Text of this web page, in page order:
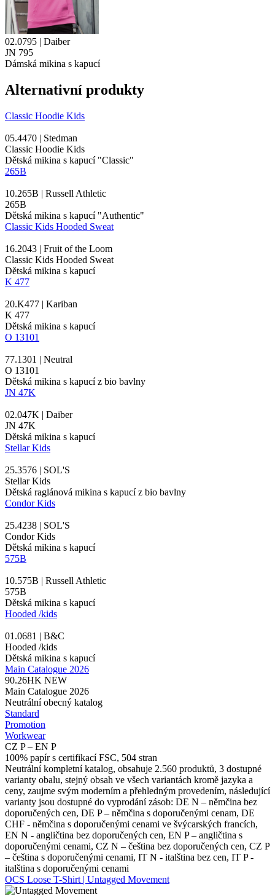
02.0795 | Daiber
JN 795
Dámská mikina s kapucí
Alternativní produkty
Classic Hoodie Kids
05.4470 | Stedman
Classic Hoodie Kids
Dětská mikina s kapucí "Classic"
265B
10.265B | Russell Athletic
265B
Dětská mikina s kapucí "Authentic"
Classic Kids Hooded Sweat
16.2043 | Fruit of the Loom
Classic Kids Hooded Sweat
Dětská mikina s kapucí
K 477
20.K477 | Kariban
K 477
Dětská mikina s kapucí
O 13101
77.1301 | Neutral
O 13101
Dětská mikina s kapucí z bio bavlny
JN 47K
02.047K | Daiber
JN 47K
Dětská mikina s kapucí
Stellar Kids
25.3576 | SOL'S
Stellar Kids
Dětská raglánová mikina s kapucí z bio bavlny
Condor Kids
25.4238 | SOL'S
Condor Kids
Dětská mikina s kapucí
575B
10.575B | Russell Athletic
575B
Dětská mikina s kapucí
Hooded /kids
01.0681 | B&C
Hooded /kids
Dětská mikina s kapucí
Main Catalogue 2026
90.26HK NEW
Main Catalogue 2026
Neutrální obecný katalog
Standard
Promotion
Workwear
CZ P – EN P
100% papír s certifikací FSC, 504 stran
Neutrální kompletní katalog, obsahuje 2.560 produktů, 3 dostupné
varianty obalu, stejný obsah ve všech variantách kromě jazyka a
ceny, zaujme svým moderním a přehledným provedením, následující
varianty jsou dostupné do vyprodání zásob: DE N – němčina bez
doporučených cen, DE P – němčina s doporučenými cenam, DE
CHF - němčina s doporučenými cenami ve švýcarských francích,
EN N - angličtina bez doporučených cen, EN P – angličtina s
doporučenými cenami, CZ N – čeština bez doporučených cen, CZ P
– čeština s doporučenými cenami, IT N - italština bez cen, IT P -
italština s doporučenými cenami
OCS Loose T-Shirt | Untagged Movement